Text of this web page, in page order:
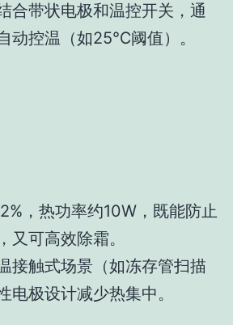
合带状电极和温控开关，通
动控温（如25℃阈值）。
，热功率约10W，既能防止
又可高效除霜。
接触式场景（如冻存管扫描
电极设计减少热集中。